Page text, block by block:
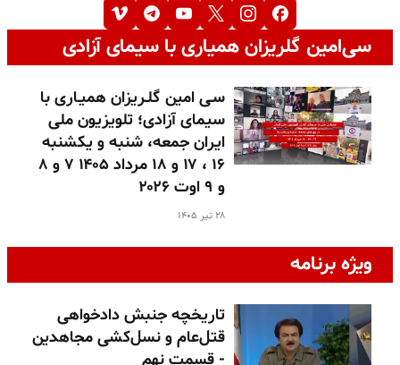
سی‌امین گلریزان همیاری با سیمای آزادی
سـی امین گلـریزان همیـاری با
سیمای آزادی؛ تلویزیون ملی
ایران جمعه، شنبه و یکشنبه
۱۶ ، ۱۷ و ۱۸ مرداد ۱۴۰۵ ۷ و ۸
و ۹ اوت ۲۰۲۶
۲۸ تیر ۱۴۰۵
ویژه برنامه
تاریخچه جنبش دادخواهی
قتل‌عام و نسل‌کشی مجاهدین
- قسمت نهم